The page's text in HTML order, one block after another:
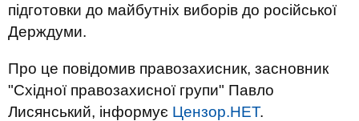
підготовки до майбутніх виборів до російської
Держдуми.
Про це повідомив правозахисник, засновник
"Східної правозахисної групи" Павло
Лисянський, інформує Цензор.НЕТ.